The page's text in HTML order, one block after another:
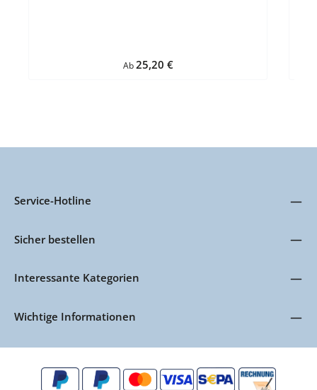
Regulärer Preis:
Ab25,20 €
Service-Hotline
Sicher bestellen
Interessante Kategorien
Wichtige Informationen